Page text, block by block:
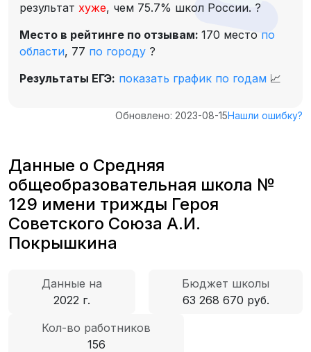
результат хуже, чем 75.7% школ России. ?
Место в рейтинге по отзывам: 170 место по
области, 77 по городу ?
Результаты ЕГЭ: показать график по годам 📈
Обновлено: 2023-08-15Нашли ошибку?
Данные о Средняя
общеобразовательная школа №
129 имени трижды Героя
Советского Союза А.И.
Покрышкина
Данные на
2022 г.
Бюджет школы
63 268 670 руб.
Кол-во работников
156